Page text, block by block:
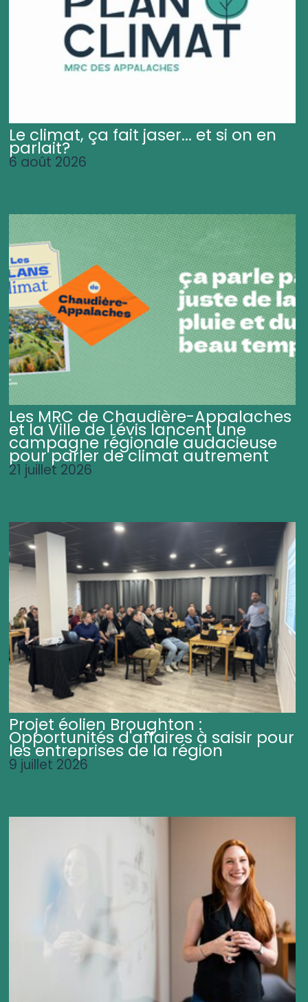
Le climat, ça fait jaser... et si on en
parlait?
6 août 2026
Les MRC de Chaudière-Appalaches
et la Ville de Lévis lancent une
campagne régionale audacieuse
pour parler de climat autrement
21 juillet 2026
Projet éolien Broughton :
Opportunités d'affaires à saisir pour
les entreprises de la région
9 juillet 2026